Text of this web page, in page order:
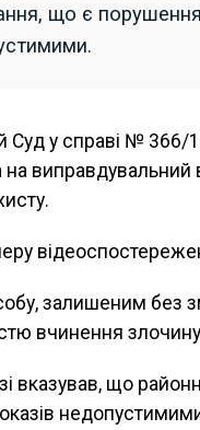
що є
Суд у справі №
на
залишеним без
вчинення
вказував, що